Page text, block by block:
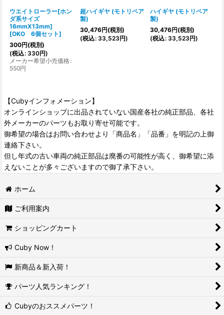
ウエイトローラー[ホン
ダ系サイズ
16mmX13mm]
[OKO 6個セット]
300円(税別)
(税込: 330円)
メーカー希望小売価格:
550円
超ハイギヤ (モトリペア
製)
30,476円(税別)
(税込: 33,523円)
ハイギヤ (モトリペア
製)
30,476円(税別)
(税込: 33,523円)
【Cubyインフォメーション】
オンラインショップに出品されていない国産各社の純正部品、各社
外メーカーのパーツもお取り寄せ可能です。
御希望の場合はお問い合わせより「商品名」「品番」を明記の上御
連絡下さい。
但し年式の古い車両の純正部品は廃番の可能性が高く、御希望に添
えないことが多々ございますので御了承下さい。
ホーム
ご利用案内
ショッピングカート
Cuby Now！
新商品＆新入荷！
パーツ人気ランキング！
Cubyのおススメパーツ！